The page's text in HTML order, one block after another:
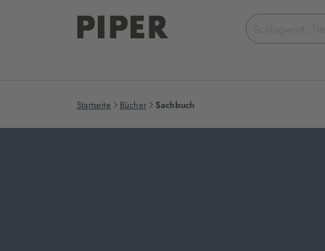
Suchbegriff
eingeben
Startseite Bücher Sachbuch